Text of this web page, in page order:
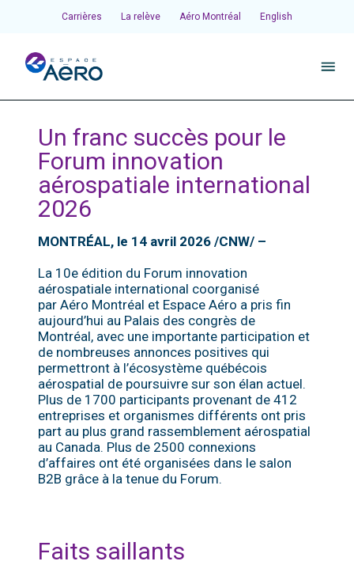
Carrières La relève Aéro Montréal English
À propos
Pôles et chantiers
Écosystème
Publications et événements
Un franc succès pour le
Forum innovation
aérospatiale international
2026
MONTRÉAL, le 14 avril 2026 /CNW/ –
La 10e édition du Forum innovation
aérospatiale international coorganisé
par Aéro Montréal et Espace Aéro a pris fin
aujourd’hui au Palais des congrès de
Montréal, avec une importante participation et
de nombreuses annonces positives qui
permettront à l’écosystème québécois
aérospatial de poursuivre sur son élan actuel.
Plus de 1700 participants provenant de 412
entreprises et organismes différents ont pris
part au plus grand rassemblement aérospatial
au Canada. Plus de 2500 connexions
d’affaires ont été organisées dans le salon
B2B grâce à la tenue du Forum.
Faits saillants